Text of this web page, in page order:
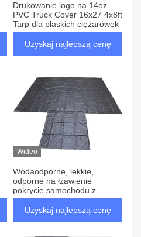
Drukowanie logo na 14oz
PVC Truck Cover 16x27 4x8ft
Tarp dla płaskich ciężarówek
Uzyskaj najlepszą cenę
Wideo
Wodaodporne, lekkie,
odporne na łzawienie
pokrycie samochodu z
tworzywa sztucznego z PVC i
prześcieradła drewniane dla
samochodów ciężarowych z
Uzyskaj najlepszą cenę